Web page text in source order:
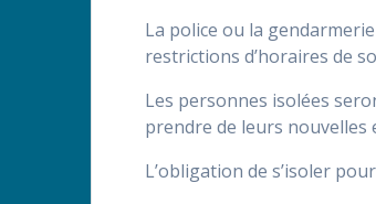
La police ou la
restrictions d’horaires de
Les personnes isolées
prendre de leurs nouvelles
L’obligation de s’isoler